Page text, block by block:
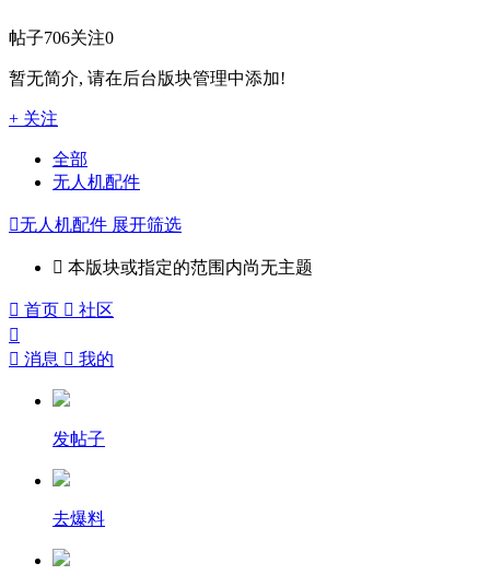
帖子706关注0
暂无简介, 请在后台版块管理中添加!
+ 关注
全部
无人机配件
无人机配件 展开筛选
 本版块或指定的范围内尚无主题
 首页  社区

 消息  我的
发帖子
去爆料